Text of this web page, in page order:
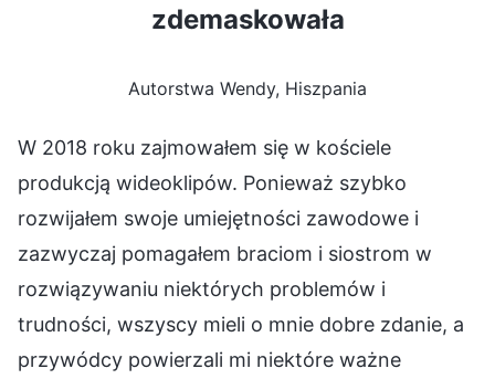
zdemaskowała
Autorstwa Wendy, Hiszpania
W 2018 roku zajmowałem się w kościele
produkcją wideoklipów. Ponieważ szybko
rozwijałem swoje umiejętności zawodowe i
zazwyczaj pomagałem braciom i siostrom w
rozwiązywaniu niektórych problemów i
trudności, wszyscy mieli o mnie dobre zdanie, a
przywódcy powierzali mi niektóre ważne